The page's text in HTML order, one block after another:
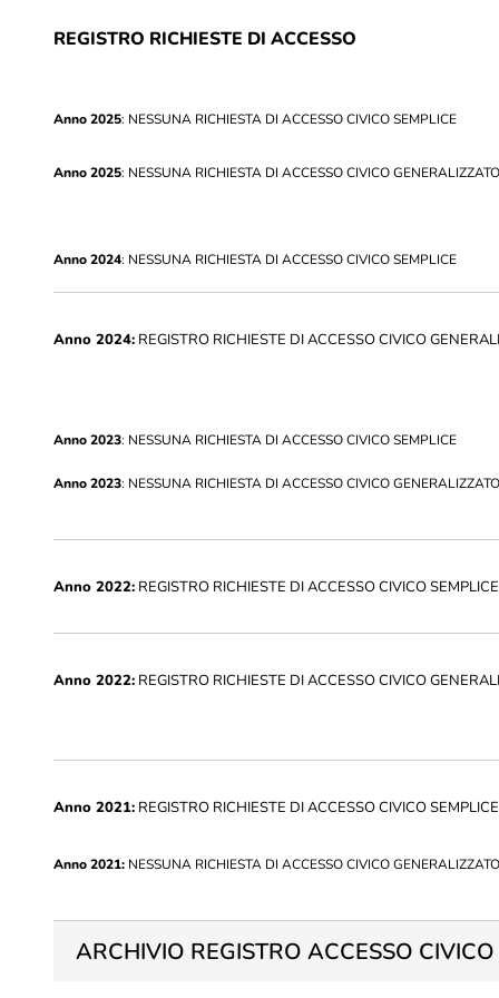
REGISTRO RICHIESTE DI ACCESSO
Anno 2025: NESSUNA RICHIESTA DI ACCESSO CIVICO SEMPLICE
Anno 2025: NESSUNA RICHIESTA DI ACCESSO CIVICO GENERALIZZATO
Anno 2024: NESSUNA RICHIESTA DI ACCESSO CIVICO SEMPLICE
Anno 2024: REGISTRO RICHIESTE DI ACCESSO CIVICO
Anno 2023: NESSUNA RICHIESTA DI ACCESSO CIVICO SEMPLICE
Anno 2023: NESSUNA RICHIESTA DI ACCESSO CIVICO GENERALIZZATO
Anno 2022: REGISTRO RICHIESTE DI ACCESSO CIVICO SEMPLICE
Anno 2022: REGISTRO RICHIESTE DI ACCESSO CIVICO
Anno 2021: REGISTRO RICHIESTE DI ACCESSO CIVICO SEMPLICE
Anno 2021: NESSUNA RICHIESTA DI ACCESSO CIVICO GENERALIZZATO
ARCHIVIO REGISTRO ACCESSO CIVICO